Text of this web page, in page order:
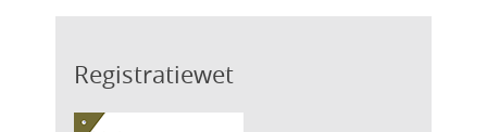
Registratiewet